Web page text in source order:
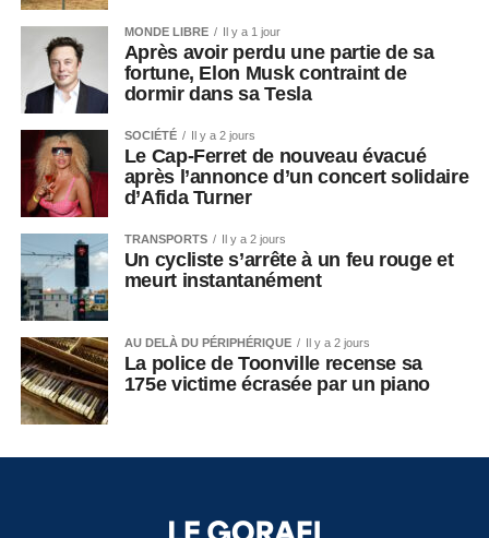
MONDE LIBRE Il y a 1 jour
Après avoir perdu une partie de sa
fortune, Elon Musk contraint de
dormir dans sa Tesla
SOCIÉTÉ Il y a 2 jours
Le Cap-Ferret de nouveau évacué
après l’annonce d’un concert solidaire
d’Afida Turner
TRANSPORTS Il y a 2 jours
Un cycliste s’arrête à un feu rouge et
meurt instantanément
AU DELÀ DU PÉRIPHÉRIQUE Il y a 2 jours
La police de Toonville recense sa
175e victime écrasée par un piano